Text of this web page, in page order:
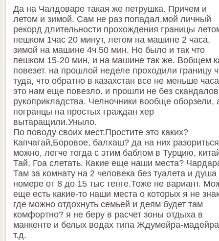
Да на Чалдоваре такая же петрушка. Причем и
летом и зимой. Сам не раз попадал.мой личный
рекорд длительности прохождения границы
пешком 1час 20 минут, летом на машине 2 часа,
зимой на машине 4ч 50 мин. Но было и так что
пешком 15-20 мин, и на машине так же. Вобщем
повезет. на прошлой неделе проходили границу
туда, что обратно в казахстан все не меньше
это нам еще повезло. и прошли не без
рукоприкладства. Челночники вообще оборзели,
погранцы на простых граждан хер
вытаращили.Уныло.
По поводу своих мест.Простите это каких?
Капчагай,Боровое, балхаш? да на них разориться
можно, легче тогда с этим баблом в Турцию,
Тай, Гоа слетать. Какие еще наши места?
Там за комнату на 2 человека без туалета и душа
номере от 8 до 15 тыс тенге.Тоже не вариант.
еще есть какие-то наши места о которых я не
где можно отдохнуть семьей и деям будет там
комфортно? я не беру в расчет зоны отдыха в
манкенте и белых водах типа Ждумейра-
т.д.